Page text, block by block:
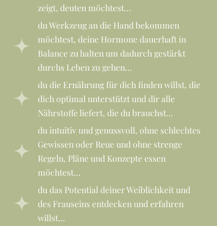
zeigt, deuten möchtest…
du Werkzeug an die Hand bekommen
möchtest, deine Hormone dauerhaft in
Balance zu halten um dadurch gestärkt
durchs Leben zu gehen…
du die Ernährung für dich finden willst, die
dich optimal unterstützt und dir alle
Nährstoffe liefert, die du brauchst…
du intuitiv und genussvoll, ohne schlechtes
Gewissen oder Reue und ohne strenge
Regeln, Pläne und Konzepte essen
möchtest…
du das Potential deiner Weiblichkeit und
des Frauseins entdecken und erfahren
willst…